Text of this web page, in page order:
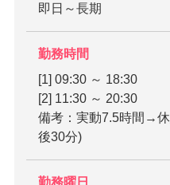
即日～長期
勤務時間
[1] 09:30 ～ 18:30
[2] 11:30 ～ 20:30
備考：実動7.5時間→
後30分)
勤務曜日